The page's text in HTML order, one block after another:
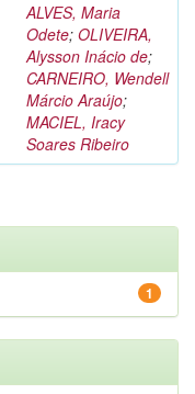
ALVES, Maria
Odete; OLIVEIRA,
Alysson Inácio de;
CARNEIRO, Wendell
Márcio Araújo;
MACIEL, Iracy
Soares Ribeiro
1